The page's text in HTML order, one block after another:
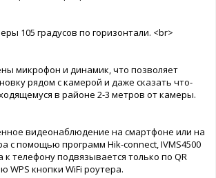
105 градусов по горизонтали. <br>
микрофон и динамик, что позволяет
рядом с камерой и даже сказать что-
в районе 2-3 метров от камеры.
видеонаблюдение на смартфоне или на
с помощью программ Hik-connect, IVMS4500
к телефону подвязывается только по QR
WPS кнопки WiFi роутера.